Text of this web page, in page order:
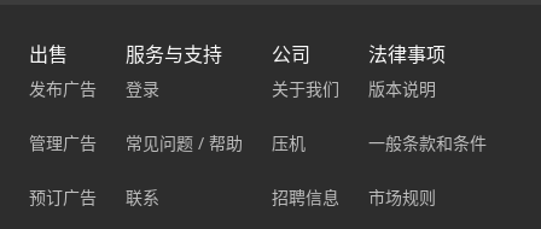
出售
发布广告
管理广告
预订广告
服务与支持
登录
常见问题 / 帮助
联系
公司
关于我们
压机
招聘信息
法律事项
版本说明
一般条款和条件
市场规则